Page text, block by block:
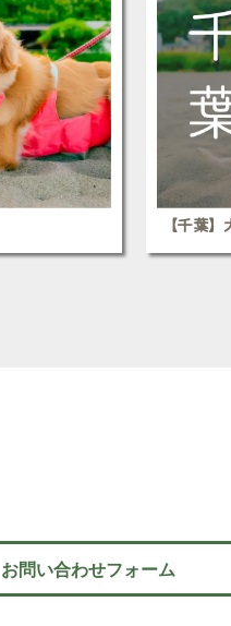
【千葉
お問い合わせフォーム